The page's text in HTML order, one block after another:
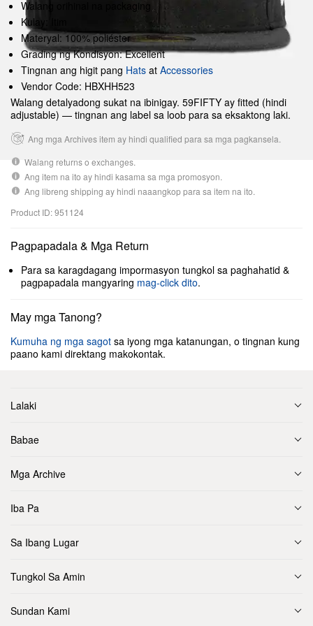
Walang orihinal na packaging
Kulay: Itim
Materyal: 100% poliéster
Grading ng Kondisyon: Excellent
Tingnan ang higit pang Hats at Accessories
Vendor Code: HBXHH523
Walang detalyadong sukat na ibinigay. 59FIFTY ay fitted (hindi
adjustable) — tingnan ang label sa loob para sa eksaktong laki.
Ang mga Archives item ay hindi qualified para sa mga pagkansela.
Walang returns o exchanges.
Ang item na ito ay hindi kasama sa mga promosyon.
Ang libreng shipping ay hindi naaangkop para sa item na ito.
Product ID: 951124
Pagpapadala & Mga Return
Para sa karagdagang impormasyon tungkol sa paghahatid &
pagpapadala mangyaring mag-click dito.
May mga Tanong?
Kumuha ng mga sagot sa iyong mga katanungan, o tingnan kung
paano kami direktang makokontak.
Lalaki
Babae
Mga Archive
Iba Pa
Sa Ibang Lugar
Tungkol Sa Amin
Sundan Kami